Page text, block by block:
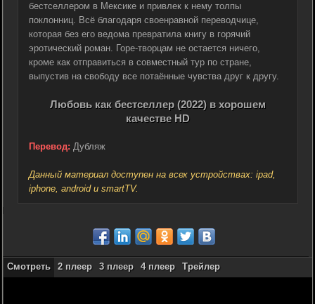
бестселлером в Мексике и привлек к нему толпы
поклонниц. Всё благодаря своенравной переводчице,
которая без его ведома превратила книгу в горячий
эротический роман. Горе-творцам не остается ничего,
кроме как отправиться в совместный тур по стране,
выпустив на свободу все потаённые чувства друг к другу.
Любовь как бестселлер (2022) в хорошем
качестве HD
Перевод: Дубляж
Данный материал доступен на всех устройствах: ipad,
iphone, android и smartTV.
Смотреть 2 плеер 3 плеер 4 плеер Трейлер